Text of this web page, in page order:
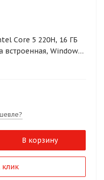
Core 5 220H, 16 ГБ
встроенная, Windows
45 Вт·ч
В корзину
клик